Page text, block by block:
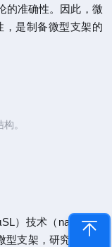
的准确性。因此，微
，是制备微型支架的
。
）技术（nanoArch
支架，研究团队成